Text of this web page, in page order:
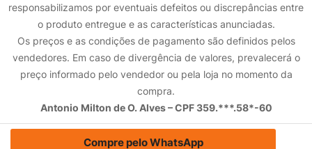
Compre pelo WhatsApp
responsabilizamos por eventuais defeitos ou discrepâncias entre
o produto entregue e as características anunciadas.
Os preços e as condições de pagamento são definidos pelos
vendedores. Em caso de divergência de valores, prevalecerá o
preço informado pelo vendedor ou pela loja no momento da
compra.
Antonio Milton de O. Alves – CPF 359.***.58*-60